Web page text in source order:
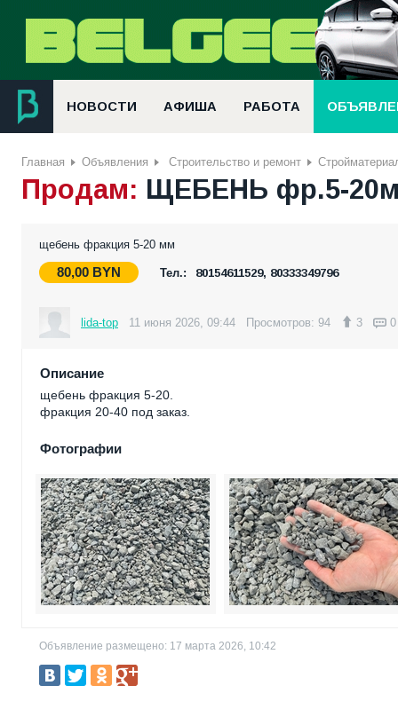
НОВОСТИ АФИША РАБОТА
Главная Объявления Строительство и ремонт
Продам: ЩЕБЕНЬ фр.5-
щебень фракция 5-20 мм
80,00 BYN Тел.: 80154611529, 80333349796
lida-top 11 июня 2026, 09:44 Просмотров: 94 3 0
Описание
щебень фракция 5-20.
фракция 20-40 под заказ.
Фотографии
Объявление размещено: 17 марта 2026, 10:42